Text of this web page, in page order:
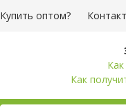
Купить оптом?
Как
Как